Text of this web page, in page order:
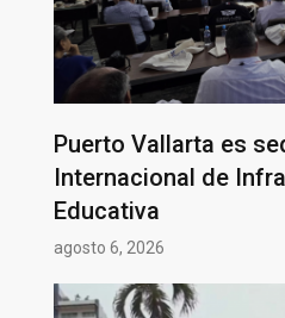
Puerto Vallarta es
Internacional de
Educativa
agosto 6, 2026